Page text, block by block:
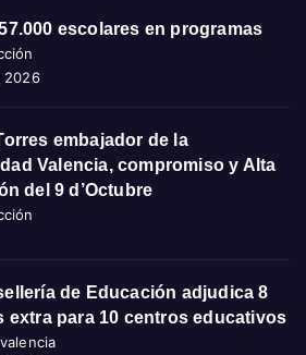
escolares en programas
2026
embajador de la
Valencia, compromiso y Alta
del 9 d’Octubre
de Educación adjudica 8
extra para 10 centros educativos